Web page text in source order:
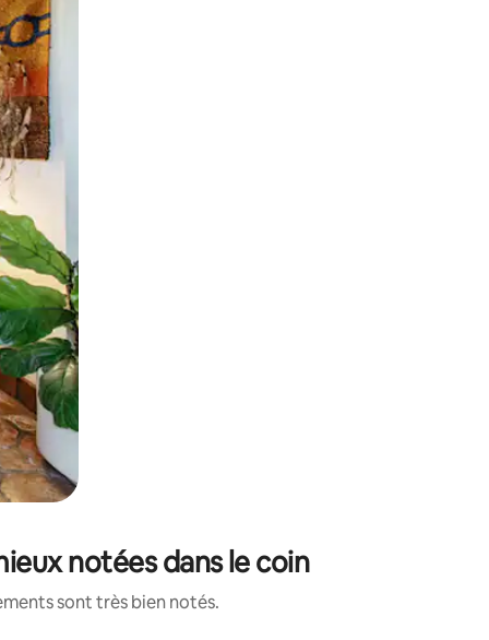
en les faisant glisser.
notées dans le coin
sont très bien notés.